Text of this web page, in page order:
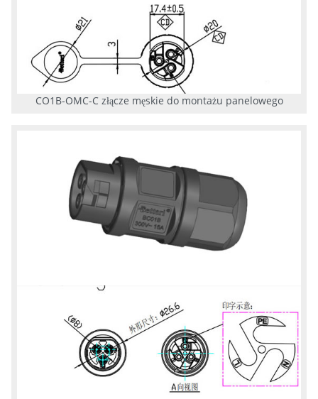
CO1B-OMC-C złącze męskie do montażu panelowego